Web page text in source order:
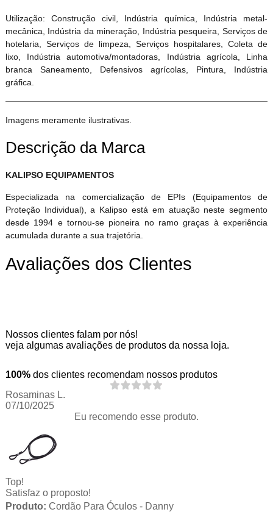
Utilização: Construção civil, Indústria química, Indústria metal-
mecânica, Indústria da mineração, Indústria pesqueira, Serviços de
hotelaria, Serviços de limpeza, Serviços hospitalares, Coleta de
lixo, Indústria automotiva/montadoras, Indústria agrícola, Linha
branca Saneamento, Defensivos agrícolas, Pintura, Indústria
gráfica.
Imagens meramente ilustrativas.
Descrição da Marca
KALIPSO EQUIPAMENTOS
Especializada na comercialização de EPIs (Equipamentos de
Proteção Individual), a Kalipso está em atuação neste segmento
desde 1994 e tornou-se pioneira no ramo graças à experiência
acumulada durante a sua trajetória.
Avaliações dos Clientes
Nossos clientes falam por nós!
veja algumas avaliações de produtos da nossa loja.
100% dos clientes recomendam nossos produtos
Rosaminas L.
07/10/2025
Eu recomendo esse produto.
Top!
Satisfaz o proposto!
Produto: Cordão Para Óculos - Danny